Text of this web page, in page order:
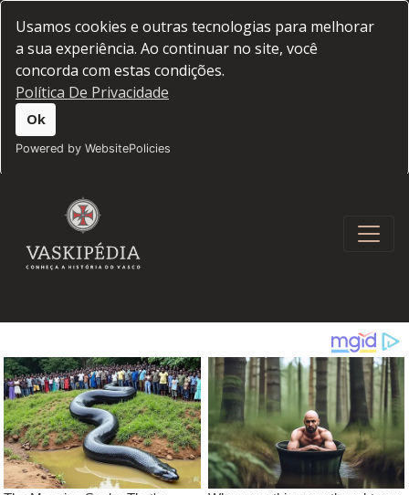
Usamos cookies e outras tecnologias para melhorar
a sua experiência. Ao continuar no site, você
concorda com estas condições.
Política De Privacidade
Ok
Powered by WebsitePolicies